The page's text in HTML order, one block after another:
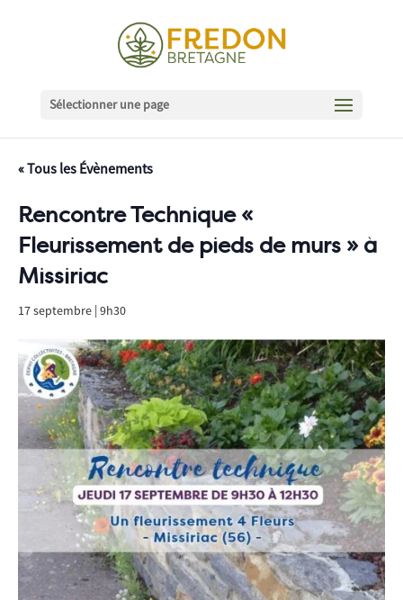
Sélectionner une page
« Tous les Évènements
Rencontre Technique «
Fleurissement de pieds de murs » à
Missiriac
17 septembre | 9h30